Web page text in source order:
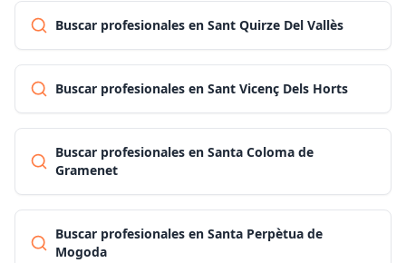
Buscar profesionales en Sant Quirze Del Vallès
Buscar profesionales en Sant Vicenç Dels Horts
Buscar profesionales en Santa Coloma de
Gramenet
Buscar profesionales en Santa Perpètua de
Mogoda